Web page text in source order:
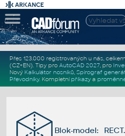
Přes 123.000 registrovaných u nás, celkem
(CZ+EN). Tipy pro AutoCAD 2027, pro
Nový Kalkulátor nosníků, Spirograf
Převodníky. Kompletní příkazya
Blok-model: RECT.